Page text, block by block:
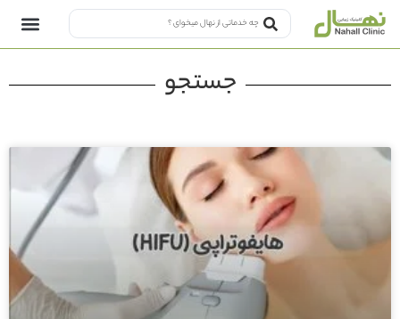
جستجو